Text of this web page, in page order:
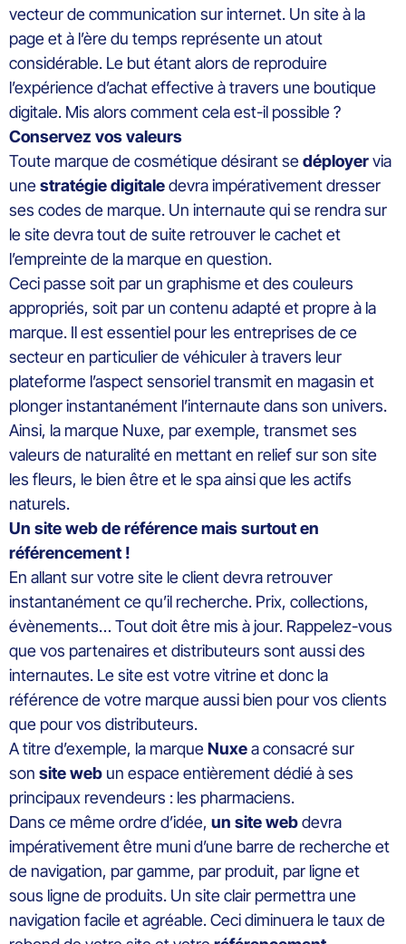
vecteur de communication sur internet. Un site à la
page et à l’ère du temps représente un atout
considérable. Le but étant alors de reproduire
l’expérience d’achat effective à travers une boutique
digitale. Mis alors comment cela est-il possible ?
Conservez vos valeurs
Toute marque de cosmétique désirant sedéployervia
unestratégie digitaledevra impérativement dresser
ses codes de marque. Un internaute qui se rendra sur
le site devra tout de suite retrouver le cachet et
l’empreinte de la marque en question.
Ceci passe soit par un graphisme et des couleurs
appropriés, soit par un contenu adapté et propre à la
marque. Il est essentiel pour les entreprises de ce
secteur en particulier de véhiculer à travers leur
plateforme l’aspect sensoriel transmit en magasin et
plonger instantanément l’internaute dans son univers.
Ainsi, la marque Nuxe, par exemple, transmet ses
valeurs de naturalité en mettant en relief sur son site
les fleurs, le bien être et le spa ainsi que les actifs
naturels.
Un site web de référence mais surtout en
référencement !
En allant sur votre site le client devra retrouver
instantanément ce qu’il recherche. Prix, collections,
évènements… Tout doit être mis à jour. Rappelez-vous
que vos partenaires et distributeurs sont aussi des
internautes. Le site est votre vitrine et donc la
référence de votre marque aussi bien pour vos clients
que pour vos distributeurs.
A titre d’exemple, la marqueNuxea consacré sur
son site web un espace entièrement dédié à ses
principaux revendeurs : les pharmaciens.
Dans ce même ordre d’idée, un site webdevra
impérativement être muni d’une barre de recherche et
de navigation, par gamme, par produit, par ligne et
sous ligne de produits. Un site clair permettra une
navigation facile et agréable. Ceci diminuera le taux de